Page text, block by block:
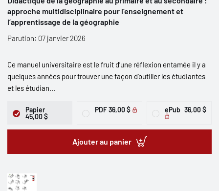
approche multidisciplinaire pour l’enseignement et
l’apprentissage de la géographie
Parution: 07 janvier 2026
Ce manuel universitaire est le fruit d’une réflexion entamée il y a
quelques années pour trouver une façon d’outiller les étudiantes
et les étudian...
Papier
45,00 $
PDF 36,00 $ ePub 36,00 $
Ajouter au panier